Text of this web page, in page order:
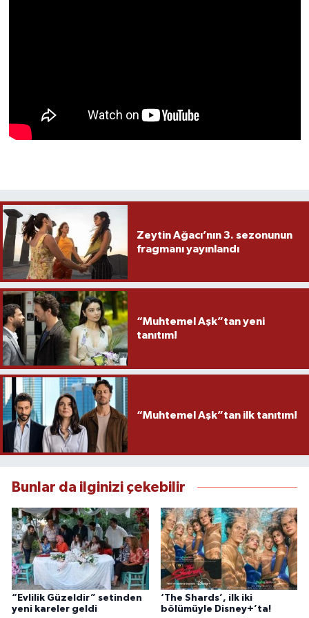
Zeytin Ağacı’nın 3. sezonunun
fragmanı yayınlandı
“Muhtemel Aşk”tan yeni
tanıtım!
“Muhtemel Aşk”tan ilk tanıtım!
Bunlar da ilginizi çekebilir
“Evlilik Güzeldir” setinden
yeni kareler geldi
‘The Shards’, ilk iki
bölümüyle Disney+’ta!